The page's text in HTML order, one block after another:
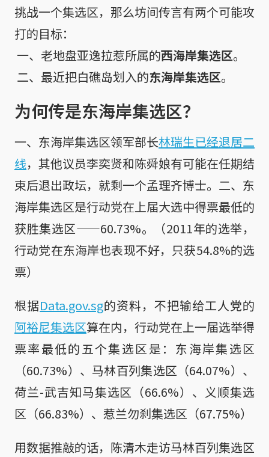
挑战一个集选区，那么坊间传言有两个可能攻
打的目标：
一、老地盘亚逸拉惹所属的西海岸集选区。
二、最近把白礁岛划入的东海岸集选区。
为何传是东海岸集选区？
一、东海岸集选区领军部长林瑞生已经退居二
线，其他议员李奕贤和陈舜娘有可能在任期结
束后退出政坛，就剩一个孟理齐博士。二、东
海岸集选区是行动党在上届大选中得票最低的
获胜集选区——60.73%。（2011年的选举，
行动党在东海岸也表现不好，只获54.8%的选
票）
根据Data.gov.sg的资料，不把输给工人党的
阿裕尼集选区算在内，行动党在上一届选举得
票率最低的五个集选区是：东海岸集选区
（60.73%）、马林百列集选区（64.07%）、
荷兰-武吉知马集选区（66.6%）、义顺集选
区（66.83%）、惹兰勿刹集选区（67.75%）
用数据推敲的话，陈清木走访马林百列集选区